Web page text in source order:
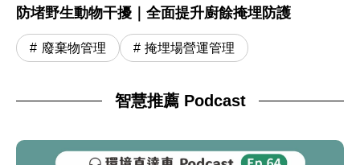
防堵野生動物干擾｜全面提升廚餘掩埋防護
廢棄物管理 掩埋場營運管理
智慧推薦 Podcast